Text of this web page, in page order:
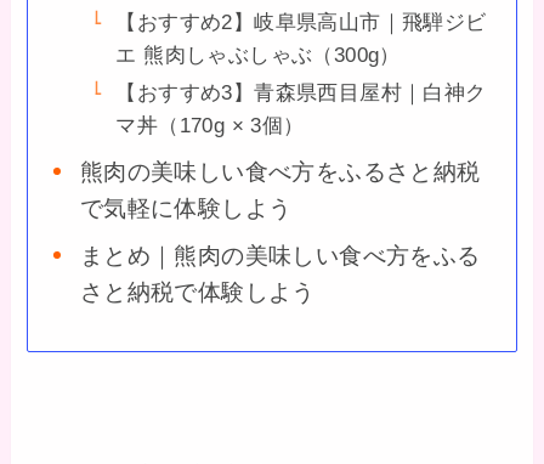
【おすすめ2】岐阜県高山市｜飛騨ジビ
エ 熊肉しゃぶしゃぶ（300g）
【おすすめ3】青森県西目屋村｜白神ク
マ丼（170g × 3個）
熊肉の美味しい食べ方をふるさと納税
で気軽に体験しよう
まとめ｜熊肉の美味しい食べ方をふる
さと納税で体験しよう